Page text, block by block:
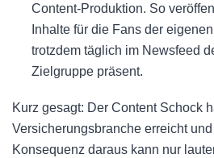
Content-Produktion. So
Inhalte für die Fans der
trotzdem täglich im Newsfeed
Zielgruppe präsent.
Kurz gesagt: Der Content Schock
Versicherungsbranche erreicht
Konsequenz daraus kann nur